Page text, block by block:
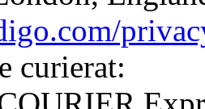
curierat: